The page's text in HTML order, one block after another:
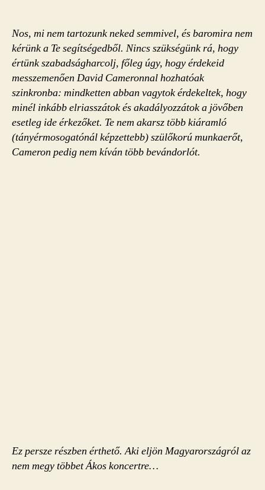
Nos, mi nem tartozunk neked semmivel, és baromira nem
kérünk a Te segítségedből. Nincs szükségünk rá, hogy
értünk szabadságharcolj, főleg úgy, hogy érdekeid
messzemenően David Cameronnal hozhatóak
szinkronba: mindketten abban vagytok érdekeltek, hogy
minél inkább elriasszátok és akadályozzátok a jövőben
esetleg ide érkezőket. Te nem akarsz több kiáramló
(tányérmosogatónál képzettebb) szülőkorú munkaerőt,
Cameron pedig nem kíván több bevándorlót.
Ez persze részben érthető. Aki eljön Magyarországról az
nem megy többet Ákos koncertre…